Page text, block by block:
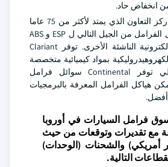
في يونيو 2024 ، ركز التعاون الذي يمتد لأكثر من 75 عاما
على إنشاء سوائل الفرامل من الجيل التالي ل ESP و ABS
وأنظمة الكبح الإلكترونية الناشئة الأخرى. توفر Clariant
بمواد كيميائية متخصصة
متقدمة ، وبالتالي توفر Continental سوائل فرامل
هياكل الفرامل المعرفة بالبرمجيات
فرامل السيارات في أوروبا
مع تقديرات وتوقعات من حيث
أمريكي) والشحنات (الوحدات)